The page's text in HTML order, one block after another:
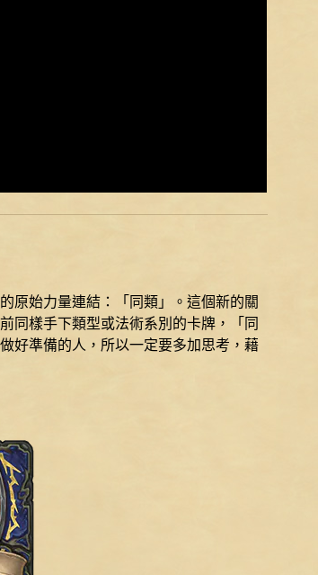
原始力量連結：「同類」。這個新的關
同樣手下類型或法術系別的卡牌，「同
好準備的人，所以一定要多加思考，藉